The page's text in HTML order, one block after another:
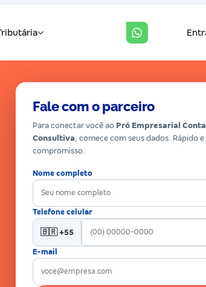
Fale com o parceiro
Para conectar você ao Pró Empresarial
Consultiva, comece com seus dados. Rápido e
compromisso.
Nome completo
Telefone celular
🇧🇷 +55
E-mail